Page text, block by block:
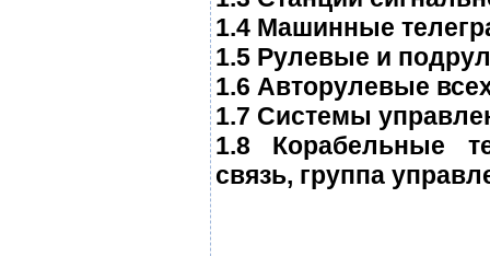
1.4 Машинные
1.5 Рулевые и
1.6 Авторулевые
1.7 Системы
1.8 Корабельные
связь, группа